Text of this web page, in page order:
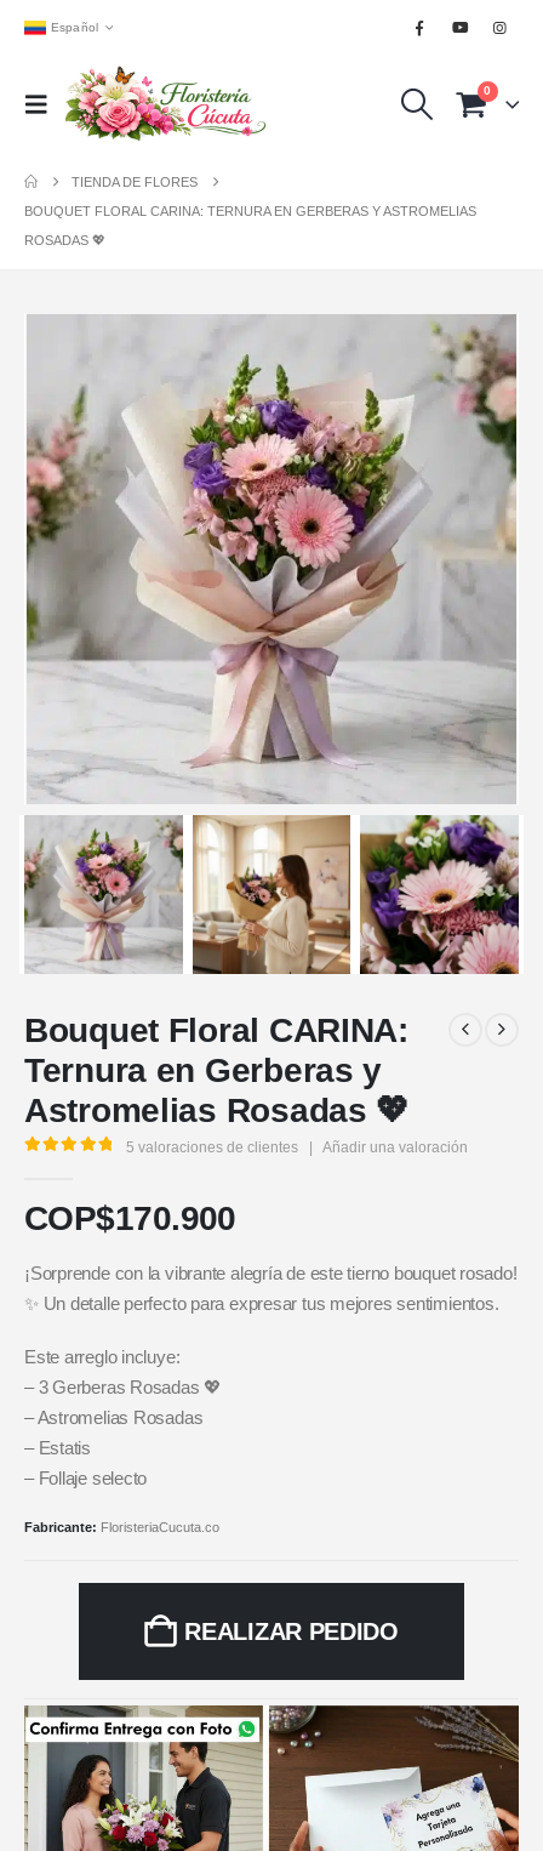
Español
0
TIENDA DE FLORES
BOUQUET FLORAL CARINA: TERNURA EN GERBERAS Y ASTROMELIAS
ROSADAS 💖
Bouquet Floral CARINA:
Ternura en Gerberas y
Astromelias Rosadas 💖
5 valoraciones de clientes | Añadir una valoración
COP$170.900
¡Sorprende con la vibrante alegría de este tierno bouquet rosado!
✨ Un detalle perfecto para expresar tus mejores sentimientos.
Este arreglo incluye:
– 3 Gerberas Rosadas 💖
– Astromelias Rosadas
– Estatis
– Follaje selecto
Fabricante: FloristeriaCucuta.co
REALIZAR PEDIDO